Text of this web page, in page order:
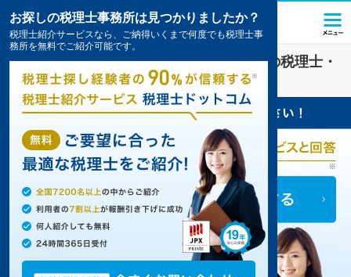
社会福祉法人業界に強い宮崎市(宮崎県)の税理士・
会計事務所の一覧2件掲載中
お探しの税理士事務所は見つかりましたか？
税理士紹介サービスなら、ご納得いくまで何度でも税理士事
務所を無料でご紹介可能です。